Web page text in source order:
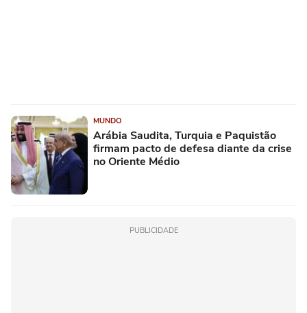
MUNDO
Arábia Saudita, Turquia e Paquistão
firmam pacto de defesa diante da crise
no Oriente Médio
PUBLICIDADE